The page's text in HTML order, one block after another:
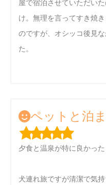
屋で宿泊させていただい
け。無理を言ってすき焼
のですが、オシッコ後見
た。
ペットと泊
夕食と温泉が特に良かった
犬連れ旅ですが清潔で気